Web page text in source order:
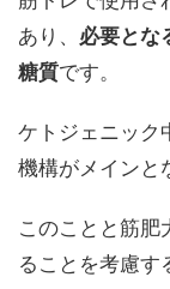
あり、 必要とな
糖質です。
ケトジェニック
機構がメインと
このことと筋肥
ることを考慮す